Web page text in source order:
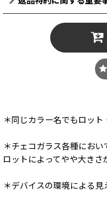
＊同じカラー名でもロッ
＊チェコガラス各種におい
ロットによってやや大きさ
＊デバイスの環境による